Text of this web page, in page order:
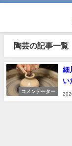
陶芸の記事一覧
コメンテーター
細
い